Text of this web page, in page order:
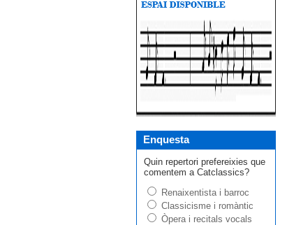
Enquesta
Quin repertori prefereixies que
comentem a Catclassics?
Renaixentista i barroc
Classicisme i romàntic
Òpera i recitals vocals